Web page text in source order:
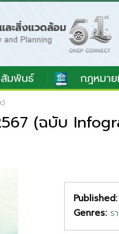
สัมพันธ์ กฎหมา
(ฉบับ
Published:
Genres: ร